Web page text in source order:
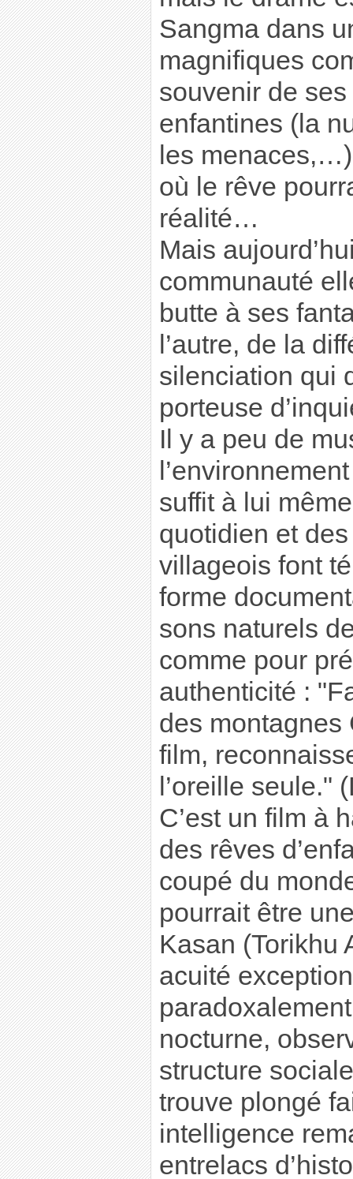
Sangma dans
magnifiques
souvenir de
enfantines (la
les
où le rêve
réalité…
Mais
communauté
butte à ses
l’autre, de la
silenciation qui
porteuse
Il y a peu de
suffit à lui
quotidien et
villageois font
forme
sons naturels
comme pour
authenticité :
des montagnes
film,
l’oreille seule."
C’est un film à
des rêves
coupé du
pourrait être
Kasan (Torikhu
acuité
nocturne,
structure
trouve plongé
intelligence
entrelacs